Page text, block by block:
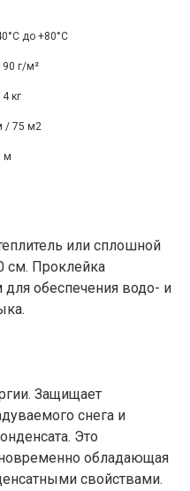
до +80°C
г/м²
кг
/ 75 м2
м
или сплошной
см. Проклейка
для обеспечения водо- и
Защищает
снега и
Это
обладающая
свойствами.